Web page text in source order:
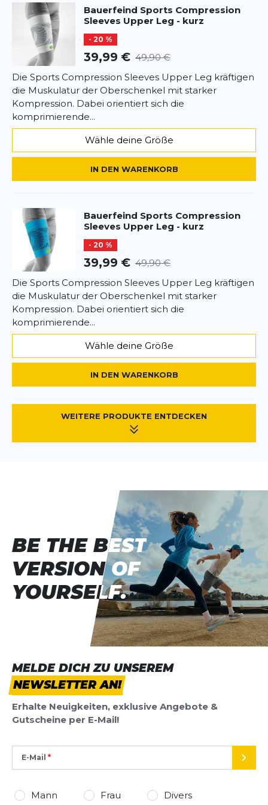
Bauerfeind Sports Compression
Sleeves Upper Leg - kurz
- 20 %
39,99 € 49,90 €
Die Sports Compression Sleeves Upper Leg kräftigen
die Muskulatur der Oberschenkel mit starker
Kompression. Dabei orientiert sich die
komprimierende...
Wähle deine Größe
IN DEN WARENKORB
Bauerfeind Sports Compression
Sleeves Upper Leg - kurz
- 20 %
39,99 € 49,90 €
Die Sports Compression Sleeves Upper Leg kräftigen
die Muskulatur der Oberschenkel mit starker
Kompression. Dabei orientiert sich die
komprimierende...
Wähle deine Größe
IN DEN WARENKORB
WEITERE PRODUKTE ENTDECKEN
MELDE DICH ZU UNSEREM
NEWSLETTER AN!
Erhalte Neuigkeiten, exklusive Angebote &
Gutscheine per E-Mail!
E-Mail
Mann Frau Divers
BE THE BEST
VERSION OF
YOURSELF.
BE THE BEST
VERSION OF
YOURSELF.